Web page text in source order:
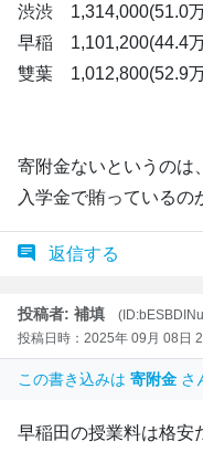
渋渋 1,314,000(51.0
早稲 1,101,200(44.4
雙葉 1,012,800(52.9
寄附金ないというのは
入学金で賄っているの
返信する
投稿者: 補填
投稿日時：2025年 09月 08日
この書き込みは 寄附金 さ
早稲田の授業料は格安